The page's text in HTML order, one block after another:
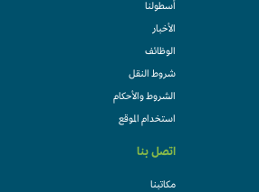
أسطولنا
الأخبار
الوظائف
شروط النقل
الشروط والأحكام
استخدام الموقع
اتصل بنا
مكاتبنا